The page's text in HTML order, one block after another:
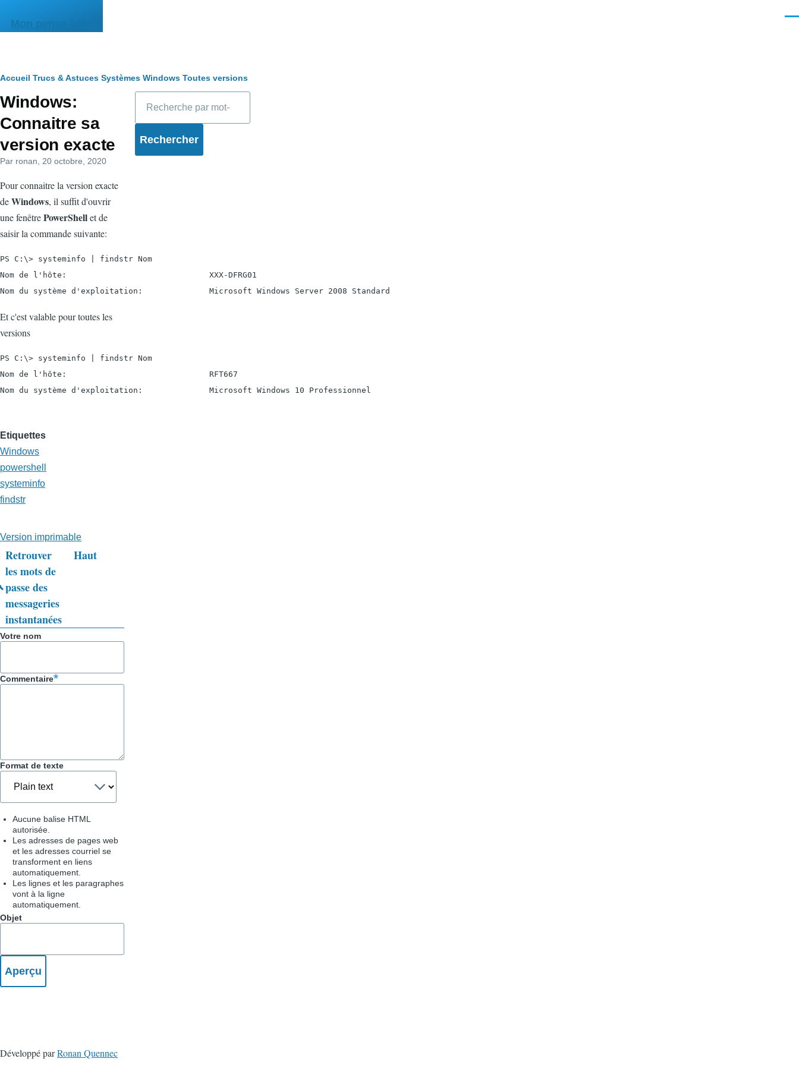
Mon pense-bête
Fil
d'Ariane
Accueil Trucs & Astuces Systèmes Windows Toutes versions
Windows:
Connaitre sa
version exacte
Par ronan , 20 octobre, 2020
Pour connaitre la version exacte
deWindows, il suffit d'ouvrir
une fenêtrePowerShellet de
saisir la commande suivante:
PS C:\> systeminfo | findstr Nom
Nom de l'hôte:                              XXX-DFRG01
Nom du système d'exploitation:              Microsoft Windows Server 2008 Standard
Et c'est valable pour toutes les
versions
PS C:\> systeminfo | findstr Nom
Nom de l'hôte:                              RFT667
Nom du système d'exploitation:              Microsoft Windows 10 Professionnel
Etiquettes
Windows
powershell
systeminfo
findstr
Version imprimable
Liens
transversaux
de
livre
Trucs
Retrouver
les mots de
passe des
messageries
instantanées
Haut
Votre nom
Commentaire
Format de texte
Aucune balise HTML
autorisée.
Les adresses de pages web
et les adresses courriel se
transforment en liens
automatiquement.
Les lignes et les paragraphes
vont à la ligne
automatiquement.
Objet
Développé parRonan Quennec